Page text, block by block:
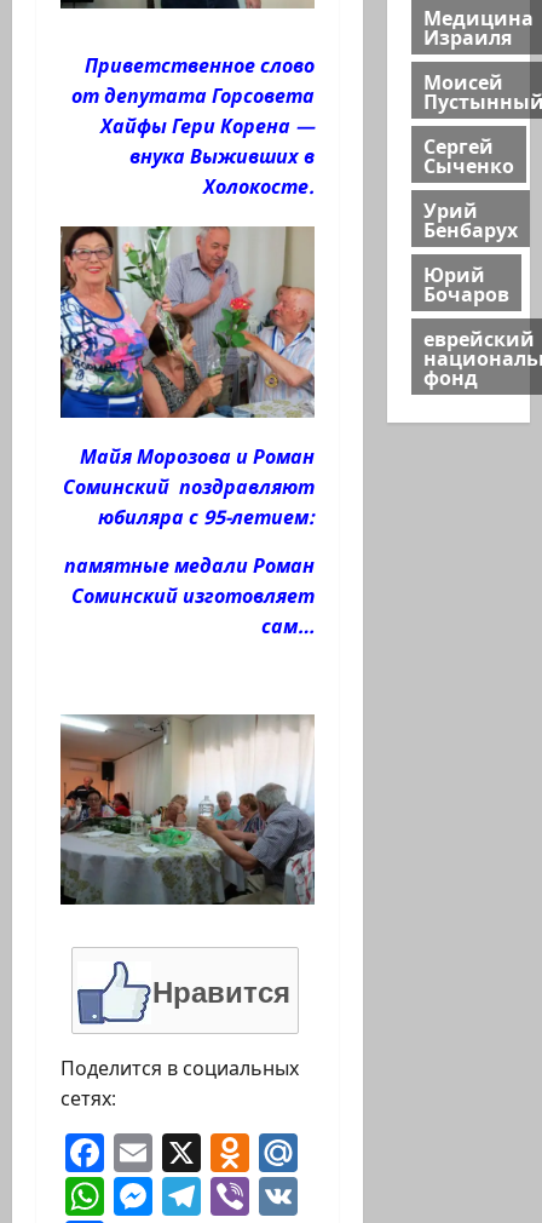
Приветственное слово
от депутата Горсовета
Хайфы Гери Корена —
внука Выживших в
Холокосте.
Майя Морозова и Роман
Соминский поздравляют
юбиляра с 95-летием:
памятные медали Роман
Соминский изготовляет
сам…
Нравится
Поделится в социальных
сетях:
Facebook
Email
X Odnoklassniki
WhatsApp
Messenger
Telegram
Viber
Медицина
Израиля
Моисей
Сергей
Сыченко
Урий
Бенбарух
Юрий
Бочаров
еврейский
фонд